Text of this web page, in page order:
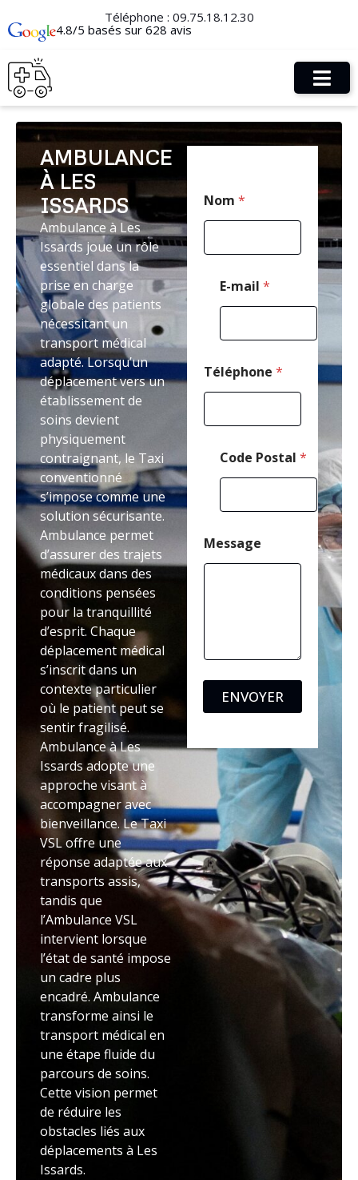
Téléphone : 09.75.18.12.30
4.8/5 basés sur 628 avis
AMBULANCE
À LES
ISSARDS
Ambulance à Les
Issards joue un rôle
essentiel dans la
prise en charge
globale des patients
nécessitant un
transport médical
adapté. Lorsqu’un
déplacement vers un
établissement de
soins devient
physiquement
contraignant, le Taxi
conventionné
s’impose comme une
solution sécurisante.
Ambulance permet
d’assurer des trajets
médicaux dans des
conditions pensées
pour la tranquillité
d’esprit. Chaque
déplacement médical
s’inscrit dans un
contexte particulier
où le patient peut se
sentir fragilisé.
Ambulance à Les
Issards adopte une
approche visant à
accompagner avec
bienveillance. Le Taxi
VSL offre une
réponse adaptée aux
transports assis,
tandis que
l’Ambulance VSL
intervient lorsque
l’état de santé impose
un cadre plus
encadré. Ambulance
transforme ainsi le
transport médical en
une étape fluide du
parcours de soins.
Cette vision permet
de réduire les
obstacles liés aux
déplacements à Les
Issards.
é
l
p
s
T
n
e
Nom *
E-mail *
Téléphone *
Code Postal *
Message
ENVOYER